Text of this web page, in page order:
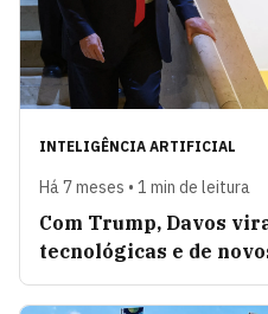
INTELIGÊNCIA ARTIFICIAL
Há 7 meses • 1 min de leitura
Com Trump, Davos
tecnológicas e de